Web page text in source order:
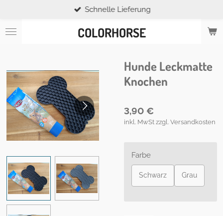
springen
COLORHORSE
Schnelle Lieferung
Hunde Leckmatte
Knochen
3,90 €
inkl. MwSt zzgl. Versandkosten
Farbe
Schwarz Grau